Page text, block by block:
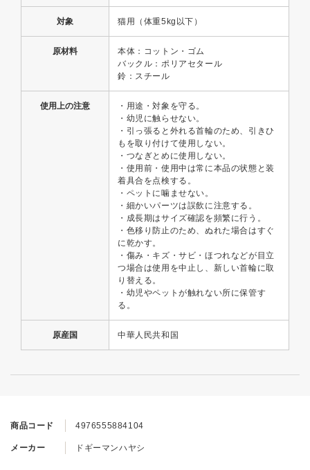
商品コード 4976555884104
メーカー ドギーマンハヤシ
対象 猫用（体重5kg以下）
原材料
本体：コットン・ゴム
バックル：ポリアセタール
鈴：スチール
使用上の注意
・用途・対象を守る。
・幼児に触らせない。
・引っ張ると外れる首輪のため、引きひ
もを取り付けて使用しない。
・つなぎとめに使用しない。
・使用前・使用中は常に本品の状態と装
着具合を点検する。
・ペットに噛ませない。
・細かいパーツは誤飲に注意する。
・成長期はサイズ確認を頻繁に行う。
・色移り防止のため、ぬれた場合はすぐ
に乾かす。
・傷み・キズ・サビ・ほつれなどが目立
つ場合は使用を中止し、新しい首輪に取
り替える。
・幼児やペットが触れない所に保管す
る。
原産国 中華人民共和国